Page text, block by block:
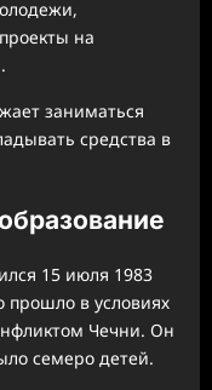
на
заниматься
средства в
15 июля 1983
прошло в условиях
Чечни. Он
семеро детей.